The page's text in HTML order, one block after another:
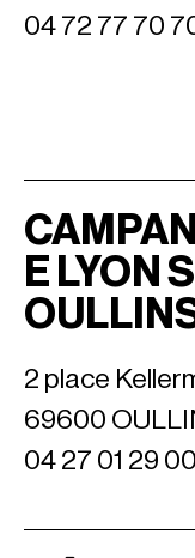
04 72 77 70
E LYON
2 place
69600
04 27 01 29 00